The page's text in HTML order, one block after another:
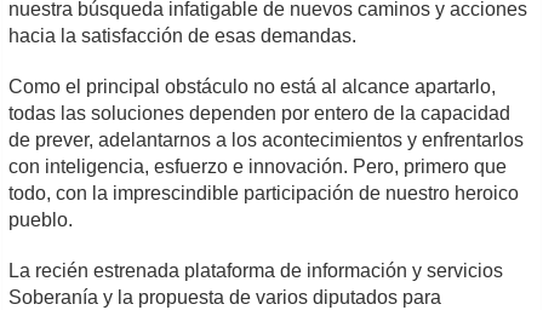
nuestra búsqueda infatigable de nuevos caminos y acciones
hacia la satisfacción de esas demandas.
Como el principal obstáculo no está al alcance apartarlo,
todas las soluciones dependen por entero de la capacidad
de prever, adelantarnos a los acontecimientos y enfrentarlos
con inteligencia, esfuerzo e innovación. Pero, primero que
todo, con la imprescindible participación de nuestro heroico
pueblo.
La recién estrenada plataforma de información y servicios
Soberanía y la propuesta de varios diputados para